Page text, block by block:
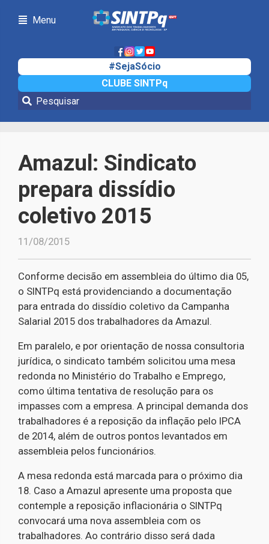
Menu
#SejaSócio
CLUBE SINTPq
Notícias
Amazul: Sindicato
prepara dissídio
coletivo 2015
11/08/2015
Conforme decisão em assembleia do último dia 05,
o SINTPq está providenciando a documentação
para entrada do dissídio coletivo da Campanha
Salarial 2015 dos trabalhadores da Amazul.
Em paralelo, e por orientação de nossa consultoria
jurídica, o sindicato também solicitou uma mesa
redonda no Ministério do Trabalho e Emprego,
como última tentativa de resolução para os
impasses com a empresa. A principal demanda dos
trabalhadores é a reposição da inflação pelo IPCA
de 2014, além de outros pontos levantados em
assembleia pelos funcionários.
A mesa redonda está marcada para o próximo dia
18. Caso a Amazul apresente uma proposta que
contemple a reposição inflacionária o SINTPq
convocará uma nova assembleia com os
trabalhadores. Ao contrário disso será dada